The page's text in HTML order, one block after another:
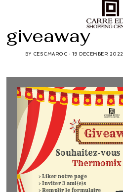
giveaway
BY CESCMAROC 19 DECEMBER 2022